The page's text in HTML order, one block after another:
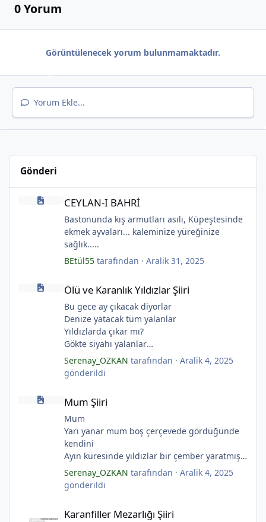
0 Yorum
Görüntülenecek yorum bulunmamaktadır.
Yorum Ekle...
Gönderi
CEYLAN-I BAHRİ
Bastonunda kış armutları asılı, Küpeştesinde
ekmek ayvaları... kaleminize yüreğinize
sağlık.....
BEtül55tarafından · Aralik 31, 2025
Ölü ve Karanlık Yıldızlar Şiiri
Bu gece ay çıkacak diyorlar
Denize yatacak tüm yalanlar
Yıldızlarda çıkar mı?
Gökte siyahı yalanlar
Ölü ve karanlık yıldızlar
Ayı sarhoş etmişler
Ay kesilmiş kızıl, kızıl
(Serenay Özkan, Viata)
Serenay_OZKAN tarafından · Aralik 4, 2025
gönderildi
Mum Şiiri
Mum
Yarı yanar mum boş çerçevede gördüğünde
kendini
Ayın küresinde yıldızlar bir çember yaratmış
Çocukların rüyalarını.
Gıcırdayan tahta evimizdeki mumlar
Bizi bizlere gösteren fenermiş.
Fenerler bir başka yanarmış.
Serenay_OZKAN tarafından · Aralik 4, 2025
gönderildi
Karanfiller Mezarlığı Şiiri
*